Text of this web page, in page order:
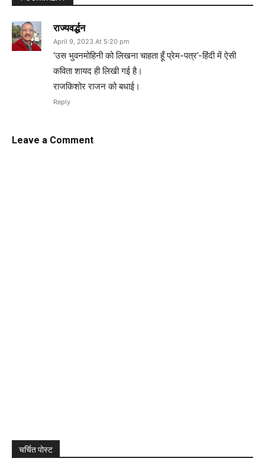
राज्यवर्द्धन
April 9, 2023 At 5:20 pm
‘उस भुवनमोहिनी को लिखना चाहता हूँ प्रेम-पत्र’-हिंदी में ऐसी
कविता शायद ही लिखी गई है।
राजकिशोर राजन को बधाई।
Reply
Leave a Comment
चर्चित पोस्ट